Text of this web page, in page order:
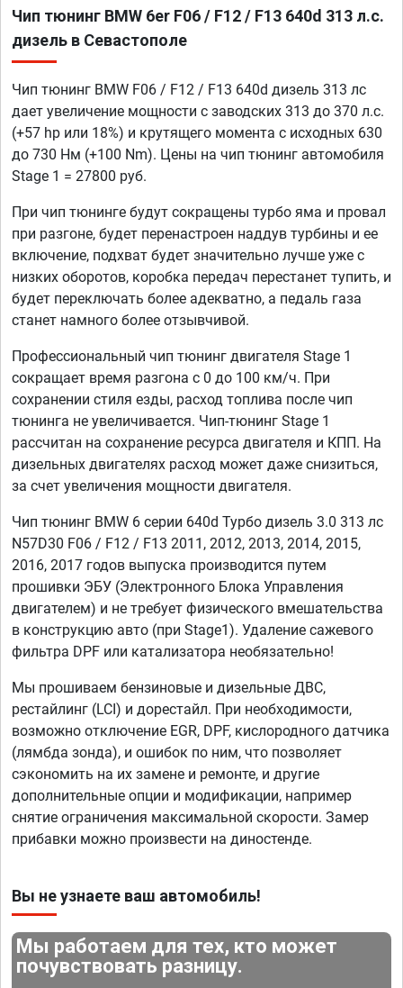
Чип тюнинг BMW 6er F06 / F12 / F13 640d 313 л.с.
дизель в Севастополе
Чип тюнинг BMW F06 / F12 / F13 640d дизель 313 лс
дает увеличение мощности с заводских 313 до 370 л.с.
(+57 hp или 18%) и крутящего момента с исходных 630
до 730 Нм (+100 Nm). Цены на чип тюнинг автомобиля
Stage 1 = 27800 руб.
При чип тюнинге будут сокращены турбо яма и провал
при разгоне, будет перенастроен наддув турбины и ее
включение, подхват будет значительно лучше уже с
низких оборотов, коробка передач перестанет тупить, и
будет переключать более адекватно, а педаль газа
станет намного более отзывчивой.
Профессиональный чип тюнинг двигателя Stage 1
сокращает время разгона с 0 до 100 км/ч. При
сохранении стиля езды, расход топлива после чип
тюнинга не увеличивается. Чип-тюнинг Stage 1
рассчитан на сохранение ресурса двигателя и КПП. На
дизельных двигателях расход может даже снизиться,
за счет увеличения мощности двигателя.
Чип тюнинг BMW 6 серии 640d Турбо дизель 3.0 313 лс
N57D30 F06 / F12 / F13 2011, 2012, 2013, 2014, 2015,
2016, 2017 годов выпуска производится путем
прошивки ЭБУ (Электронного Блока Управления
двигателем) и не требует физического вмешательства
в конструкцию авто (при Stage1). Удаление сажевого
фильтра DPF или катализатора необязательно!
Мы прошиваем бензиновые и дизельные ДВС,
рестайлинг (LCI) и дорестайл. При необходимости,
возможно отключение EGR, DPF, кислородного датчика
(лямбда зонда), и ошибок по ним, что позволяет
сэкономить на их замене и ремонте, и другие
дополнительные опции и модификации, например
снятие ограничения максимальной скорости. Замер
прибавки можно произвести на диностенде.
Вы не узнаете ваш автомобиль!
Мы работаем для тех, кто может
почувствовать разницу.